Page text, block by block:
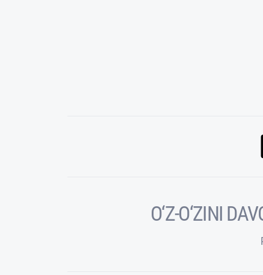
O‘Z-O‘ZINI